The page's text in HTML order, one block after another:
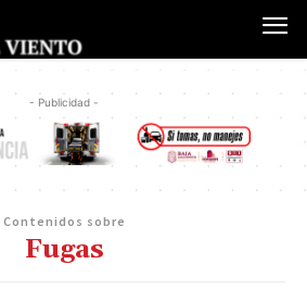
- Publicidad -
Contenidos sobre
Fugas